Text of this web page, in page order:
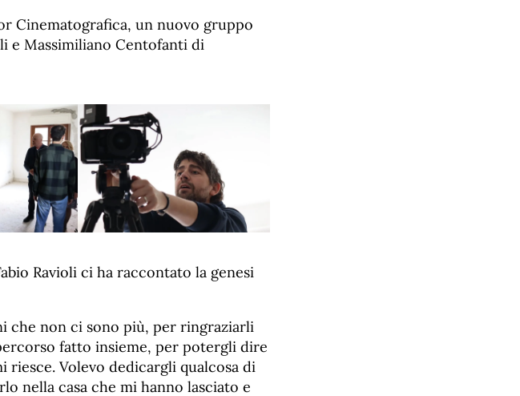
Cinematografica, un nuovo gruppo
e Massimiliano Centofanti di
Ravioli ci ha raccontato la genesi
che non ci sono più, per ringraziarli
fatto insieme, per potergli dire
riesce. Volevo dedicargli qualcosa di
nella casa che mi hanno lasciato e